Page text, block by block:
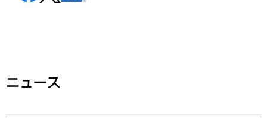
ニュース